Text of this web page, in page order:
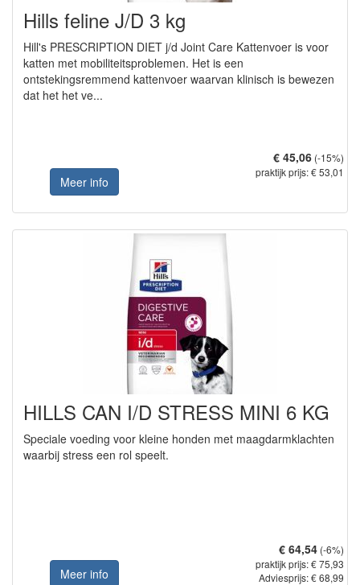
Hills feline J/D 3 kg
Hill's PRESCRIPTION DIET j/d Joint Care Kattenvoer is voor
katten met mobiliteitsproblemen. Het is een
ontstekingsremmend kattenvoer waarvan klinisch is bewezen
dat het het ve...
Meer info
€ 45,06 (-15%)
praktijk prijs: € 53,01
HILLS CAN I/D STRESS MINI 6 KG
Speciale voeding voor kleine honden met maagdarmklachten
waarbij stress een rol speelt.
Meer info
€ 64,54 (-6%)
praktijk prijs: € 75,93
Adviesprijs: € 68,99